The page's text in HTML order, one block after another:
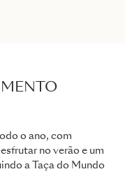
o ano, com
no verão e um
a Taça do Mundo